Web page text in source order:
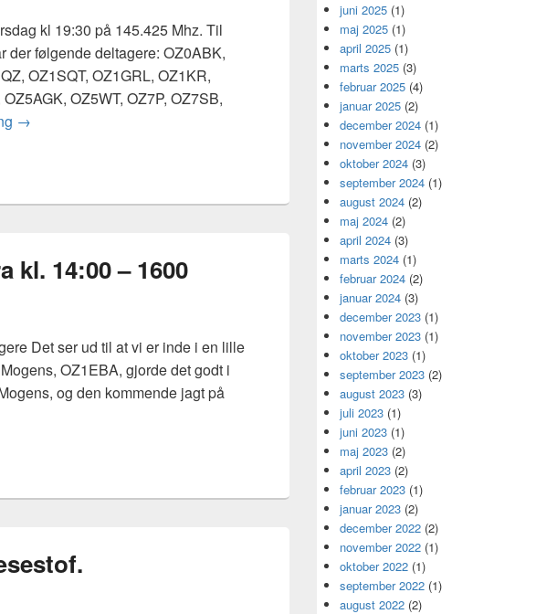
kl 19:30 på 145.425 Mhz. Til
der følgende deltagere: OZ0ABK,
OZ1SQT, OZ1GRL, OZ1KR,
OZ5WT, OZ7P, OZ7SB,
OZ6HR’s klubmøde hver torsdag kl. 19:30 145.425 Mhz.
→
kl. 14:00 – 1600
Det ser ud til at vi er inde i en lille
OZ1EBA, gjorde det godt i
og den kommende jagt på
kl. 14:00 – 1600
juni 2025 (1)
maj 2025 (1)
april 2025 (1)
marts 2025 (3)
februar 2025 (4)
januar 2025 (2)
december 2024 (1)
november 2024 (2)
oktober 2024 (3)
september 2024 (1)
august 2024 (2)
maj 2024 (2)
april 2024 (3)
marts 2024 (1)
februar 2024 (2)
januar 2024 (3)
december 2023 (1)
november 2023 (1)
oktober 2023 (1)
september 2023 (2)
august 2023 (3)
juli 2023 (1)
juni 2023 (1)
maj 2023 (2)
april 2023 (2)
februar 2023 (1)
januar 2023 (2)
december 2022 (2)
november 2022 (1)
oktober 2022 (1)
september 2022 (1)
august 2022 (2)